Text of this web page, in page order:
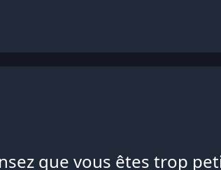
que vous êtes trop